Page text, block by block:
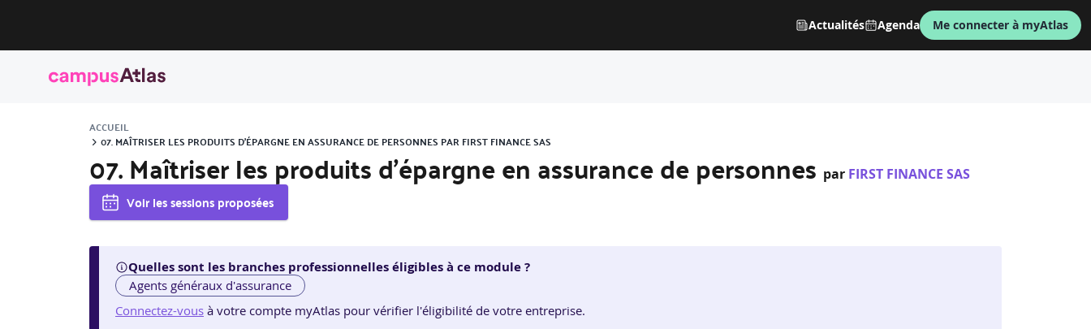
Actualités Agenda Me connecter à myAtlas
ACCUEIL
07. MAÎTRISER LES PRODUITS D’ÉPARGNE EN ASSURANCE DE PERSONNES PAR FIRST FINANCE SAS
07. Maîtriser les produits d’épargne en assurance de personnes par FIRST FINANCE SAS
Voir les sessions proposées
Quelles sont les branches professionnelles éligibles à ce module ?
Agents généraux d'assurance
Connectez-vous à votre compte myAtlas pour vérifier l'éligibilité de votre entreprise.